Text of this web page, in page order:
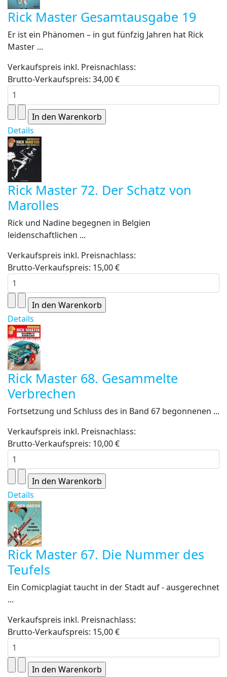
Rick Master Gesamtausgabe 19
Er ist ein Phänomen – in gut fünfzig Jahren hat Rick
Master ...
Verkaufspreis inkl. Preisnachlass:
Brutto-Verkaufspreis: 34,00 €
Details
Rick Master 72. Der Schatz von
Marolles
Rick und Nadine begegnen in Belgien
leidenschaftlichen ...
Verkaufspreis inkl. Preisnachlass:
Brutto-Verkaufspreis: 15,00 €
Details
Rick Master 68. Gesammelte
Verbrechen
Fortsetzung und Schluss des in Band 67 begonnenen ...
Verkaufspreis inkl. Preisnachlass:
Brutto-Verkaufspreis: 10,00 €
Details
Rick Master 67. Die Nummer des
Teufels
Ein Comicplagiat taucht in der Stadt auf - ausgerechnet
...
Verkaufspreis inkl. Preisnachlass:
Brutto-Verkaufspreis: 15,00 €